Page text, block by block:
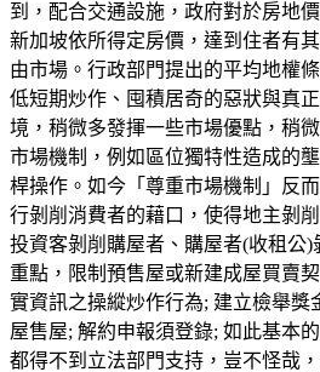
到，配合交通設施，政府對於房地
新加坡依所得定房價，達到住者有
由市場。行政部門提出的平均地權
低短期炒作、囤積居奇的惡狀與真
境，稍微多發揮一些市場優點，稍
市場機制，例如區位獨特性造成的
桿操作。如今「尊重市場機制」反
行剝削消費者的藉口，使得地主剝
投資客剝削購屋者、購屋者(收租公)
重點，限制預售屋或新建成屋買賣
實資訊之操縱炒作行為; 建立檢舉獎
屋售屋; 解約申報須登錄; 如此基本
都得不到立法部門支持，豈不怪哉